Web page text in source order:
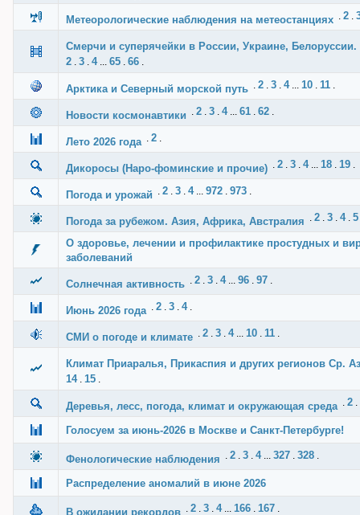
Метеорологические наблюдения на метеостанциях . 2 .
Смерчи и суперячейки в России, Украине,
2 . 3 . 4... 65 . 66 .
Арктика и Северный морской путь . 2 . 3 . 4... 10 . 11 .
Новости космонавтики . 2 . 3 . 4... 61 . 62 .
Лето 2026 года . 2 .
Дикоросы (Наро-фоминские и прочие) . 2 . 3 . 4... 18 . 19 .
Погода и урожай . 2 . 3 . 4... 972 . 973 .
Погода за рубежом. Азия, Африка, Австралия . 2 . 3 . 4. 5
О здоровье, лечении и профилактике простудных и
заболеваний
Солнечная активность . 2 . 3 . 4... 96 . 97 .
Июнь 2026 года . 2 . 3 . 4.
СМИ о погоде и климате . 2 . 3 . 4... 10 . 11 .
Климат Приаралья, Прикаспия и других регионов Ср.
14. 15 .
Деревья, лесс, погода, климат и окружающая среда . 2 .
Голосуем за июнь-2026 в Москве и Санкт-Петербурге!
Фенологические наблюдения . 2 . 3 . 4... 327 . 328 .
Распределение аномалий в июне 2026
В ожидании рекордов . 2 . 3 . 4... 166 . 167 .